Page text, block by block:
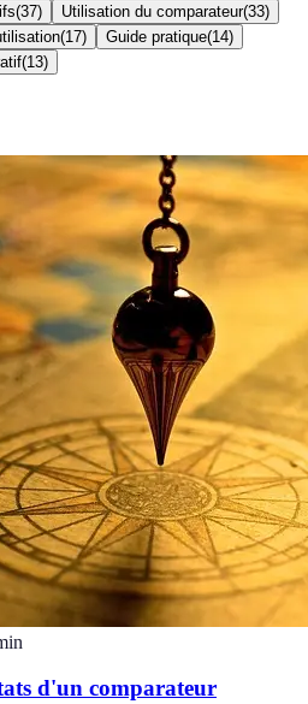
(37) Utilisation du comparateur(33)
(17) Guide pratique(14)
(13)
d'un comparateur